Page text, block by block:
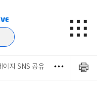
이지 SNS 공유